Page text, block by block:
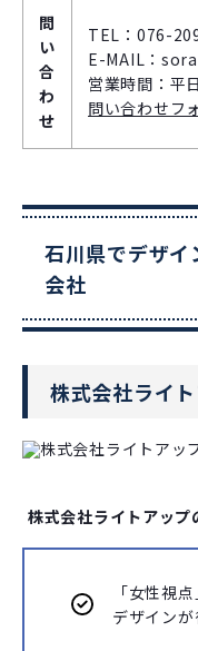
問
い
合
わ
せ
TEL：076-
E-MAIL：
営業時間：平
問い合わせフ
石川県でデザイ
会社
株式会社ライ
株式会社ライトアップ
「女性視
デザインが